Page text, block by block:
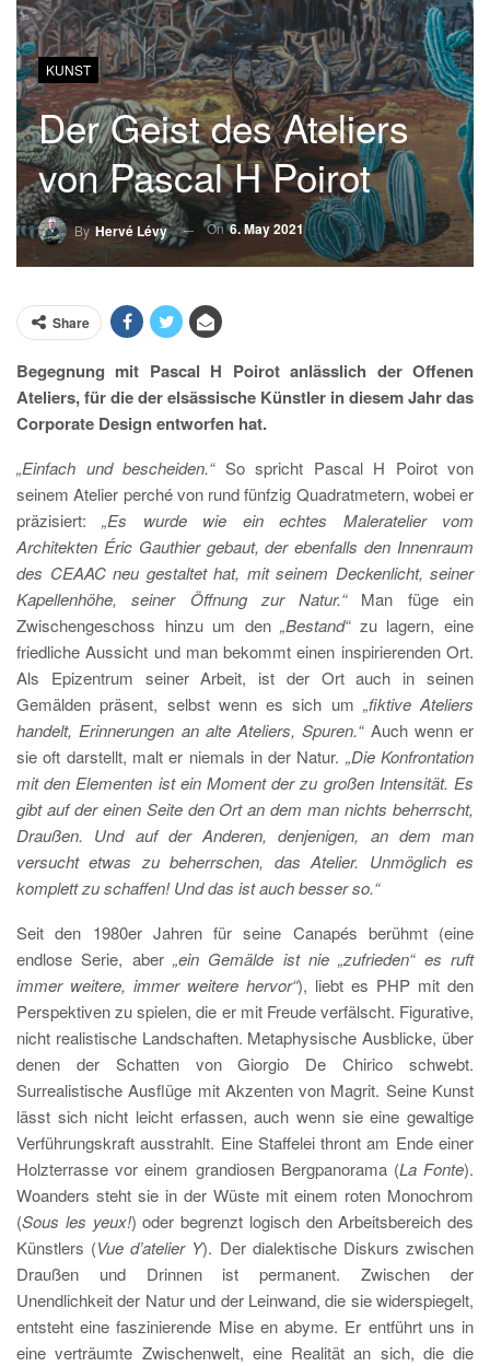
KUNST
Der Geist des Ateliers
von Pascal H Poirot
ByHervé Lévy On6. May 2021
Share
Begegnung mit Pascal H Poirot anlässlich der Offenen
Ateliers, für die der elsässische Künstler in diesem Jahr das
Corporate Design entworfen hat.
„Einfach und bescheiden.“So spricht Pascal H Poirot von
seinem Atelier perché von rund fünfzig Quadratmetern, wobei er
präzisiert:„Es wurde wie ein echtes Maleratelier vom
Architekten Éric Gauthier gebaut, der ebenfalls den Innenraum
des CEAAC neu gestaltet hat, mit seinem Deckenlicht, seiner
Kapellenhöhe, seiner Öffnung zur Natur.“Man füge ein
Zwischengeschoss hinzu um den„Bestand“zu lagern, eine
friedliche Aussicht und man bekommt einen inspirierenden Ort.
Als Epizentrum seiner Arbeit, ist der Ort auch in seinen
Gemälden präsent, selbst wenn es sich um „fiktive Ateliers
handelt, Erinnerungen an alte Ateliers, Spuren.“Auch wenn er
sie oft darstellt, malt er niemals in der Natur. „Die Konfrontation
mit den Elementen ist ein Moment der zu großen Intensität. Es
gibt auf der einen Seite den Ort an dem man nichts beherrscht,
Draußen. Und auf der Anderen, denjenigen, an dem man
versucht etwas zu beherrschen, das Atelier. Unmöglich es
komplett zu schaffen! Und das ist auch besser so.“
Seit den 1980er Jahren für seine Canapés berühmt (eine
endlose Serie, aber „ein Gemälde ist nie „zufrieden“ es ruft
immer weitere, immer weitere hervor“), liebt es PHP mit den
Perspektiven zu spielen, die er mit Freude verfälscht. Figurative,
nicht realistische Landschaften. Metaphysische Ausblicke, über
denen der Schatten von Giorgio De Chirico schwebt.
Surrealistische Ausflüge mit Akzenten von Magrit. Seine Kunst
lässt sich nicht leicht erfassen, auch wenn sie eine gewaltige
Verführungskraft ausstrahlt. Eine Staffelei thront am Ende einer
Holzterrasse vor einem grandiosen Bergpanorama (La Fonte).
Woanders steht sie in der Wüste mit einem roten Monochrom
(Sous les yeux!) oder begrenzt logisch den Arbeitsbereich des
Künstlers (Vue d’atelier Y). Der dialektische Diskurs zwischen
Draußen und Drinnen ist permanent. Zwischen der
Unendlichkeit der Natur und der Leinwand, die sie widerspiegelt,
entsteht eine faszinierende Mise en abyme. Er entführt uns in
eine verträumte Zwischenwelt, eine Realität an sich, die die